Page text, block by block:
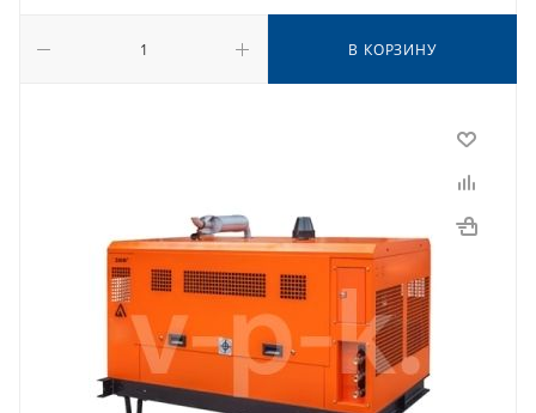
В КОРЗИНУ